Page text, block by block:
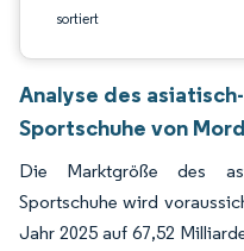
sortiert
Analyse des
Sportschuhe von
Die Marktgröße des
Sportschuhe wird
Jahr 2025 auf 67,52